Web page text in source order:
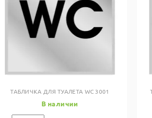
ТАБЛИЧКА ДЛЯ ТУАЛЕТА WC 3001
В наличии